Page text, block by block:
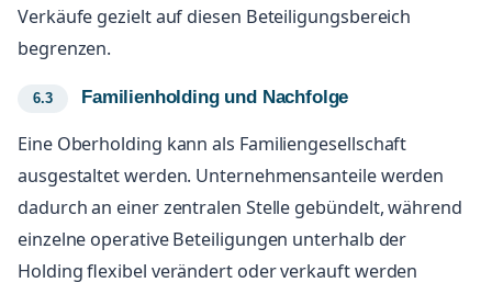
Verkäufe gezielt auf diesen Beteiligungsbereich
begrenzen.
Familienholding und Nachfolge
Eine Oberholding kann als Familiengesellschaft
ausgestaltet werden. Unternehmensanteile werden
dadurch an einer zentralen Stelle gebündelt, während
einzelne operative Beteiligungen unterhalb der
Holding flexibel verändert oder verkauft werden